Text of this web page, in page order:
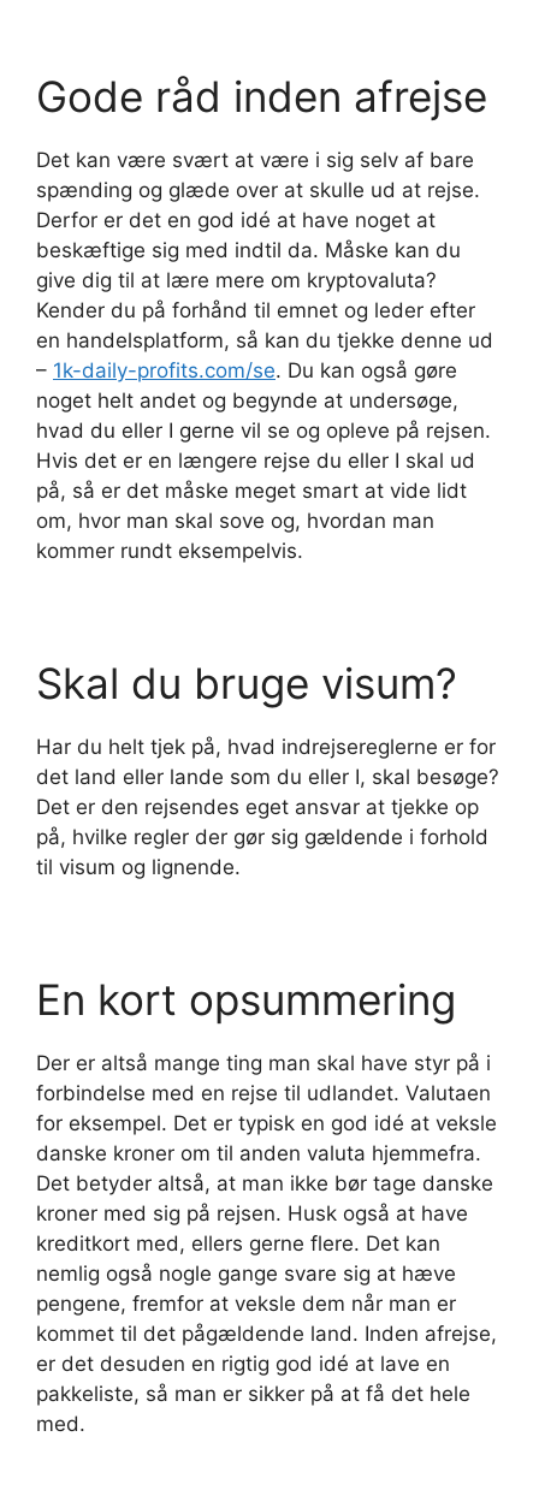
Gode råd inden afrejse
Det kan være svært at være i sig selv af bare
spænding og glæde over at skulle ud at rejse.
Derfor er det en god idé at have noget at
beskæftige sig med indtil da. Måske kan du
give dig til at lære mere om kryptovaluta?
Kender du på forhånd til emnet og leder efter
en handelsplatform, så kan du tjekke denne ud
– 1k-daily-profits.com/se. Du kan også gøre
noget helt andet og begynde at undersøge,
hvad du eller I gerne vil se og opleve på rejsen.
Hvis det er en længere rejse du eller I skal ud
på, så er det måske meget smart at vide lidt
om, hvor man skal sove og, hvordan man
kommer rundt eksempelvis.
Skal du bruge visum?
Har du helt tjek på, hvad indrejsereglerne er for
det land eller lande som du eller I, skal besøge?
Det er den rejsendes eget ansvar at tjekke op
på, hvilke regler der gør sig gældende i forhold
til visum og lignende.
En kort opsummering
Der er altså mange ting man skal have styr på i
forbindelse med en rejse til udlandet. Valutaen
for eksempel. Det er typisk en god idé at veksle
danske kroner om til anden valuta hjemmefra.
Det betyder altså, at man ikke bør tage danske
kroner med sig på rejsen. Husk også at have
kreditkort med, ellers gerne flere. Det kan
nemlig også nogle gange svare sig at hæve
pengene, fremfor at veksle dem når man er
kommet til det pågældende land. Inden afrejse,
er det desuden en rigtig god idé at lave en
pakkeliste, så man er sikker på at få det hele
med.